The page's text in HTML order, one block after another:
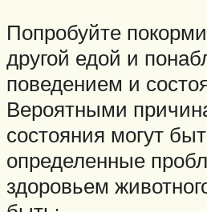
Попробуйте
другой едой и
поведением и
Вероятными
состояния могут
определенные
здоровьем